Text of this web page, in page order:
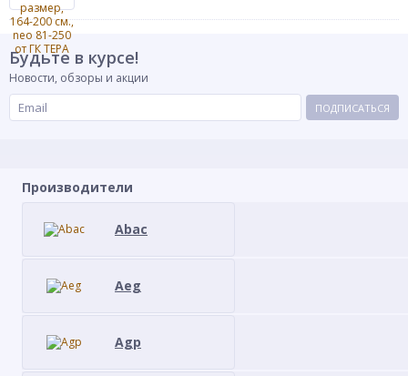
Будьте в курсе!
Новости, обзоры и акции
ПОДПИСАТЬСЯ
Производители
Abac
Aeg
Agp